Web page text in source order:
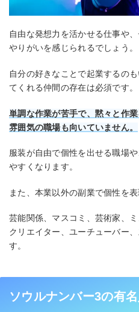
自由な発想力を活かせる仕事や
やりがいを感じられるでしょう。
自分の好きなことで起業するの
てくれる仲間の存在は必須です。
単調な作業が苦手で、黙々と作
雰囲気の職場も向いていません。
服装が自由で個性を出せる職場
やすくなります。
また、本業以外の副業で個性を
芸能関係、マスコミ、芸術家、
クリエイター、ユーチューバー
す。
ソウルナンバー3の有